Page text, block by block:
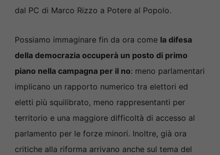
dal PC di Marco Rizzo a Potere al Popolo.
Possiamo immaginare fin da ora come la difesa
della democrazia occuperà un posto di primo
piano nella campagna per il no: meno parlamentari
implicano un rapporto numerico tra elettori ed
eletti più squilibrato, meno rappresentanti per
territorio e una maggiore difficoltà di accesso al
parlamento per le forze minori. Inoltre, già ora
critiche alla riforma arrivano anche sul tema del